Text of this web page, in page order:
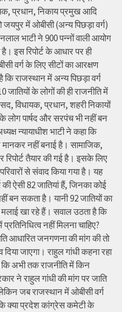
प्रधान, निकाय प्रमुख आदि
में ओबीसी (अन्य पिछड़ा वर्ग)
भाटी ने 900 पन्नों वाली आयोग
इस रिपोर्ट के आधार पर ही
वर्ग के लिए सीटों का आरक्षण
कि राजस्थान में अन्य पिछड़ा वर्ग
के लोगों की ही राजनीति में
विधायक, प्रधान, शहरी निकायों
पार्षद और सरपंच भी नहीं बन
न्यायाधीश भाटी ने कहा कि
नहीं बनाई है। सामाजिक,
तैयार की गई है। इसके लिए
से संवाद किया गया है। यह
ऐसी 82 जातियां हैं, जिनका कोई
बन सकता है। यानी 92 जातियों का
मलाई खा रहे हैं। सवाल उठता है कि
नहीं मिलना चाहिए?
आधारित जनगणना की मांग की तो
जाएगा। राहुल गांधी कहना रहा
अभी तक राजनीति में किन
ने राहुल गांधी की मांग पर जाति
जब राजस्थान में ओबीसी वर्ग
क्या प्रदेश कांग्रेस कमेटी के